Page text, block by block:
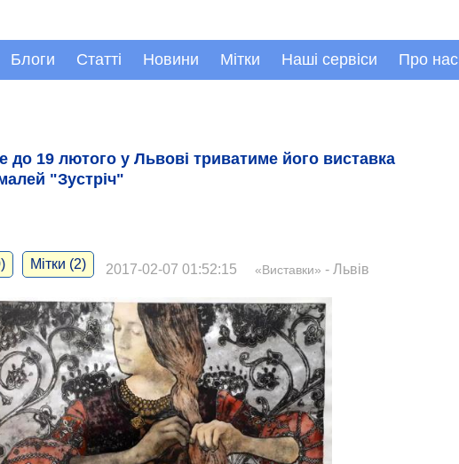
Блоги Статті Новини Мітки Наші сервіси Про нас
до 19 лютого у Львові триватиме його виставка
"Зустріч"
Мітки (2) 2017-02-07 01:52:15 «Виставки» - Львів